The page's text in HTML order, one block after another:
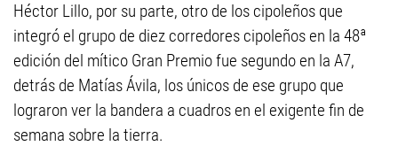
Héctor Lillo, por su parte, otro de los cipoleños que
integró el grupo de diez corredores cipoleños en la 48ª
edición del mítico Gran Premio fue segundo en la A7,
detrás de Matías Ávila, los únicos de ese grupo que
lograron ver la bandera a cuadros en el exigente fin de
semana sobre la tierra.